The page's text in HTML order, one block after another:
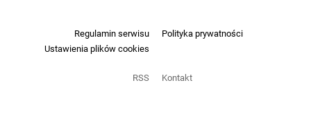
Regulamin serwisu
Polityka prywatności
Ustawienia plików cookies
RSS Kontakt